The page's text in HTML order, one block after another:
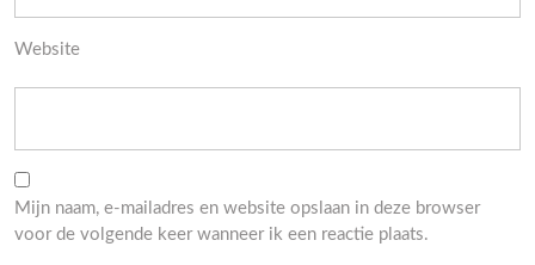
Website
Mijn naam, e-mailadres en website opslaan in deze browser
voor de volgende keer wanneer ik een reactie plaats.